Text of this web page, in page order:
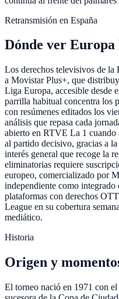
Retransmisión en España
Dónde ver Europa
Los derechos televisivos de la
a Movistar Plus+, que
Liga Europa, accesible desde
parrilla habitual concentra los
con resúmenes editados los
análisis que repasa cada
abierto en RTVE La 1 cuando
al partido decisivo, gracias a
interés general que recoge la
eliminatorias requiere
europeo, comercializado por
independiente como integrado
plataformas con derechos
League en su cobertura
mediático.
Historia
Origen y
El torneo nació en 1971 con